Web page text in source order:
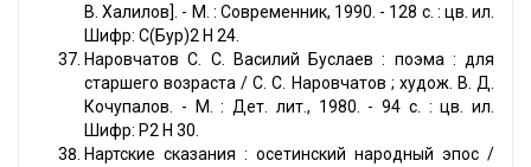
В. Халилов]. - М. : Современник, 1990. - 128 с. : цв. ил.
Шифр: С(Бур)2 Н 24.
Наровчатов С. С. Василий Буслаев : поэма : для
старшего возраста / С. С. Наровчатов ; худож. В. Д.
Кочупалов. - М. : Дет. лит., 1980. - 94 с. : цв. ил.
Шифр: Р2 Н 30.
Нартские сказания : осетинский народный эпос /